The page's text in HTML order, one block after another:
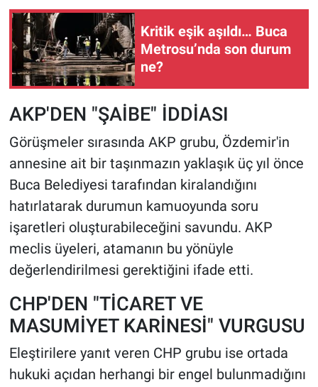
Kritik eşik aşıldı… Buca
Metrosu’nda son durum
ne?
AKP'DEN "ŞAİBE" İDDİASI
Görüşmeler sırasında AKP grubu, Özdemir'in
annesine ait bir taşınmazın yaklaşık üç yıl önce
Buca Belediyesi tarafından kiralandığını
hatırlatarak durumun kamuoyunda soru
işaretleri oluşturabileceğini savundu. AKP
meclis üyeleri, atamanın bu yönüyle
değerlendirilmesi gerektiğini ifade etti.
CHP'DEN "TİCARET VE
MASUMİYET KARİNESİ" VURGUSU
Eleştirilere yanıt veren CHP grubu ise ortada
hukuki açıdan herhangi bir engel bulunmadığını